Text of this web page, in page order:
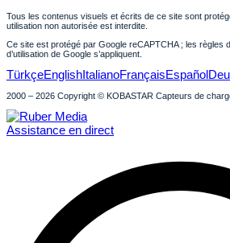
Tous les contenus visuels et écrits de ce site sont
utilisation non autorisée est interdite.
Ce site est protégé par Google reCAPTCHA ; les règles
d’utilisation de Google s’appliquent.
TürkçeEnglishItalianoFrançaisEspañol
2000 – 2026 Copyright © KOBASTAR Capteurs de
Assistance en direct